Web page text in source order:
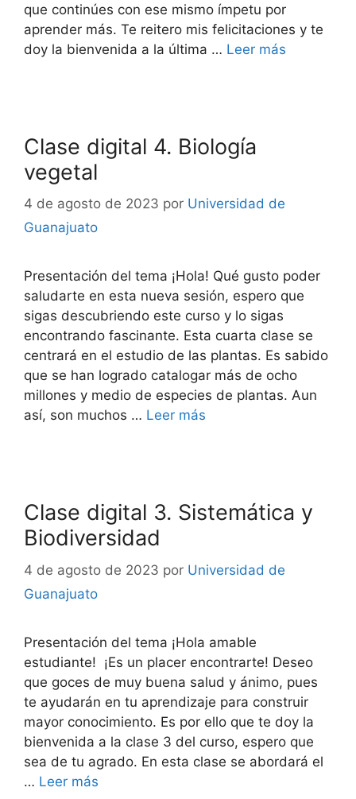
que continúes con ese mismo ímpetu por
aprender más. Te reitero mis felicitaciones y te
doy la bienvenida a la última … Leer más
Clase digital 4. Biología
vegetal
4 de agosto de 2023 por Universidad de
Guanajuato
Presentación del tema ¡Hola! Qué gusto poder
saludarte en esta nueva sesión, espero que
sigas descubriendo este curso y lo sigas
encontrando fascinante. Esta cuarta clase se
centrará en el estudio de las plantas. Es sabido
que se han logrado catalogar más de ocho
millones y medio de especies de plantas. Aun
así, son muchos … Leer más
Clase digital 3. Sistemática y
Biodiversidad
4 de agosto de 2023 por Universidad de
Guanajuato
Presentación del tema ¡Hola amable
estudiante! ¡Es un placer encontrarte! Deseo
que goces de muy buena salud y ánimo, pues
te ayudarán en tu aprendizaje para construir
mayor conocimiento. Es por ello que te doy la
bienvenida a la clase 3 del curso, espero que
sea de tu agrado. En esta clase se abordará el
… Leer más